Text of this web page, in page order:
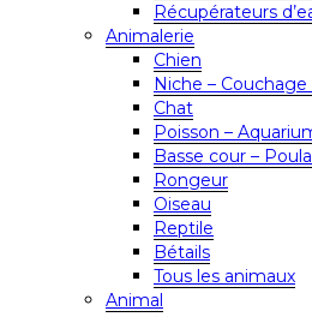
Récupérateurs
Animalerie
Chien
Niche – Couchage
Chat
Poisson –
Basse cour –
Rongeur
Oiseau
Reptile
Bétails
Tous les animaux
Animal